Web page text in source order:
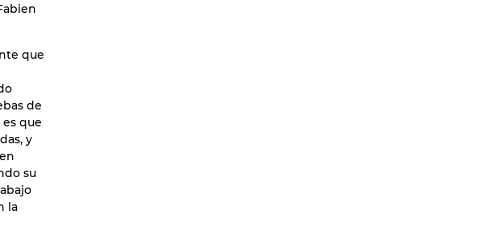
que
de
que
y
su
la